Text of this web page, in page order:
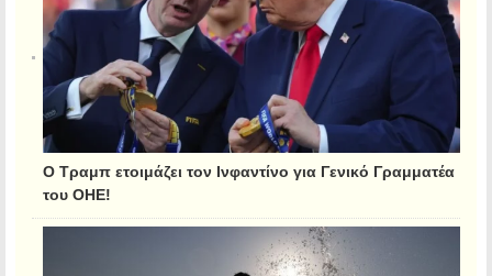
Ο Τραμπ ετοιμάζει τον Ινφαντίνο για Γενικό Γραμματέα
του ΟΗΕ!